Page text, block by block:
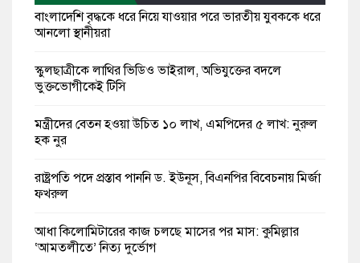
বাংলাদেশি বৃদ্ধকে ধরে নিয়ে যাওয়ার পরে ভারতীয় যুবককে ধরে
আনলো স্থানীয়রা
স্কুলছাত্রীকে লাথির ভিডিও ভাইরাল, অভিযুক্তের বদলে
ভুক্তভোগীকেই টিসি
মন্ত্রীদের বেতন হওয়া উচিত ১০ লাখ, এমপিদের ৫ লাখ: নুরুল
হক নুর
রাষ্ট্রপতি পদে প্রস্তাব পাননি ড. ইউনূস, বিএনপির বিবেচনায় মির্জা
ফখরুল
আধা কিলোমিটারের কাজ চলছে মাসের পর মাস: কুমিল্লার
‘আমতলীতে’ নিত্য দুর্ভোগ